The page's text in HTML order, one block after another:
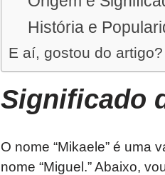
História e
E aí, gostou do artigo?
Significado
O nome “Mikaele” é uma
nome “Miguel.” Abaixo,